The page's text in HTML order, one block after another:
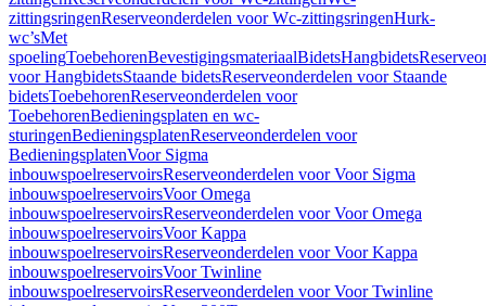
zittingsringenReserveonderdelen voor Wc-zittingsringenHurk-
wc’sMet
spoelingToebehorenBevestigingsmateriaalBidetsHangbidets
voor HangbidetsStaande bidetsReserveonderdelen voor Staande
bidetsToebehorenReserveonderdelen voor
ToebehorenBedieningsplaten en wc-
sturingenBedieningsplatenReserveonderdelen voor
BedieningsplatenVoor Sigma
inbouwspoelreservoirsReserveonderdelen voor Voor Sigma
inbouwspoelreservoirsVoor Omega
inbouwspoelreservoirsReserveonderdelen voor Voor Omega
inbouwspoelreservoirsVoor Kappa
inbouwspoelreservoirsReserveonderdelen voor Voor Kappa
inbouwspoelreservoirsVoor Twinline
inbouwspoelreservoirsReserveonderdelen voor Voor Twinline